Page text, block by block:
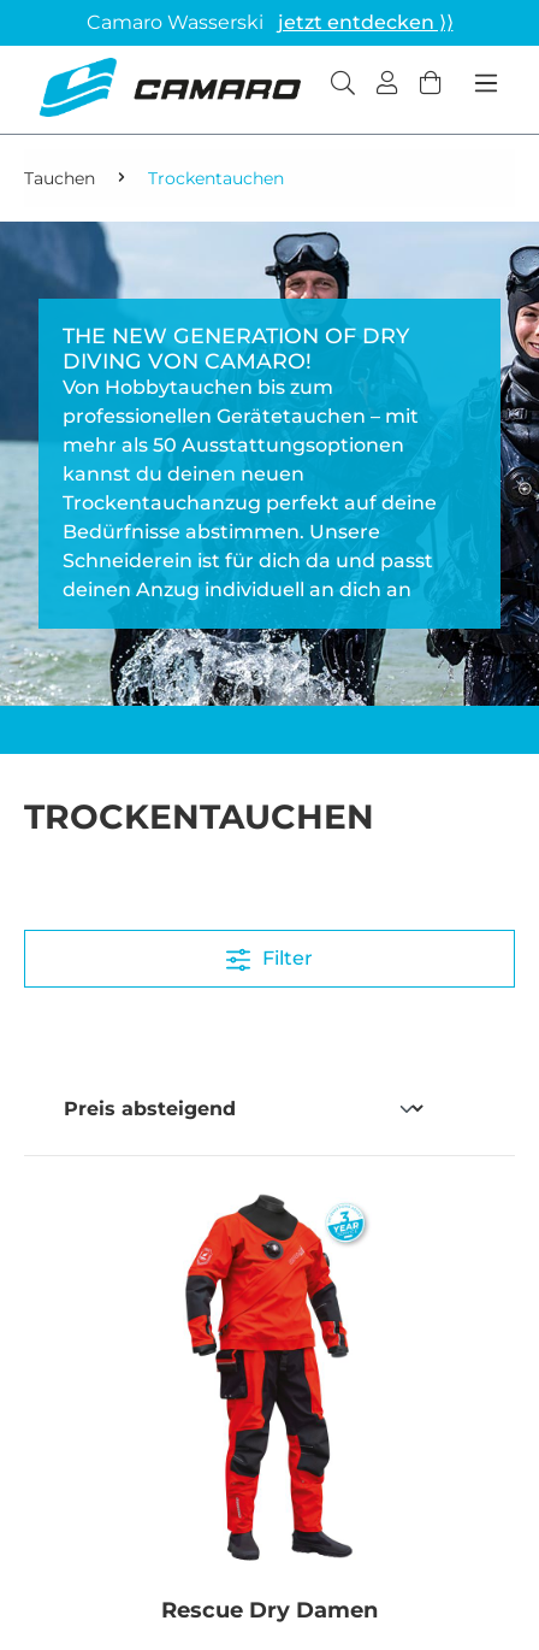
Camaro Wasserski jetzt entdecken ⟩⟩
Tauchen Trockentauchen
THE NEW GENERATION OF DRY
DIVING VON CAMARO!
Von Hobbytauchen bis zum
professionellen Gerätetauchen – mit
mehr als 50 Ausstattungsoptionen
kannst du deinen neuen
Trockentauchanzug perfekt auf deine
Bedürfnisse abstimmen. Unsere
Schneiderein ist für dich da und passt
deinen Anzug individuell an dich an
TROCKENTAUCHEN
Filter
Rescue Dry Damen